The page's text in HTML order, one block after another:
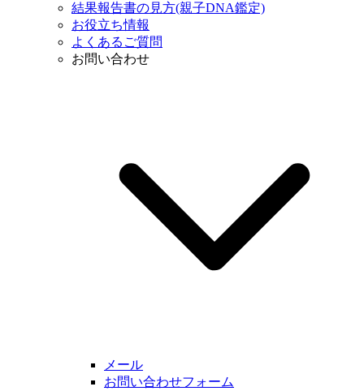
結果報告書の見方(親子DNA鑑定)
お役立ち情報
よくあるご質問
お問い合わせ
メール
お問い合わせフォーム